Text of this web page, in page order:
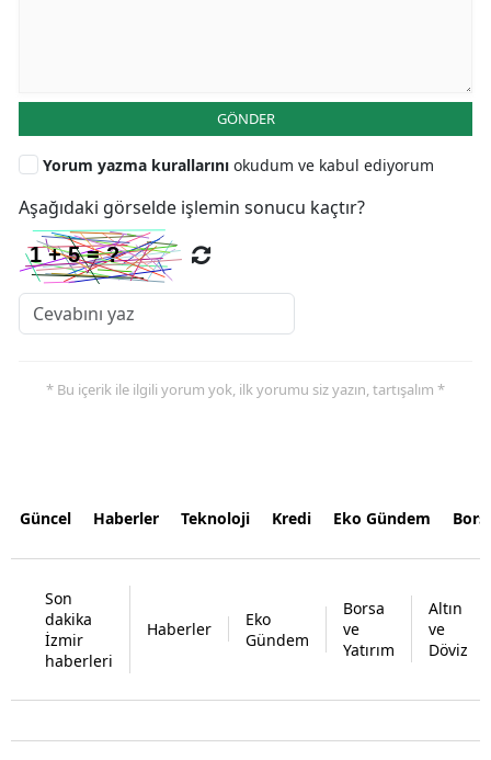
GÖNDER
Yorum yazma kurallarını okudum ve kabul ediyorum
Aşağıdaki görselde işlemin sonucu kaçtır?
* Bu içerik ile ilgili yorum yok, ilk yorumu siz yazın, tartışalım *
Güncel Haberler Teknoloji Kredi Eko Gündem
Son
dakika
İzmir
haberleri
Haberler
Eko
Gündem
Borsa
ve
Yatırım
Altın
ve
Döviz